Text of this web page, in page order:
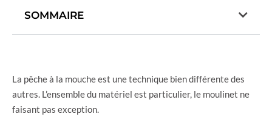
SOMMAIRE
La pêche à la mouche est une technique bien différente des
autres. L’ensemble du matériel est particulier, le moulinet ne
faisant pas exception.